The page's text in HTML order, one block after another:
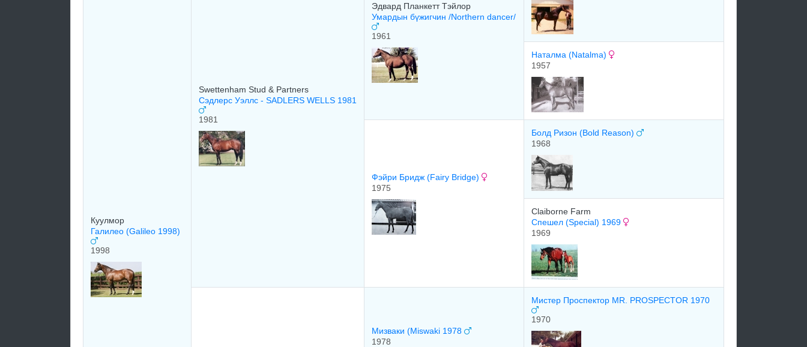
Куулмор
Галилео (Galileo 1998)
1998
Swettenham Stud & Partners
Сэдлерс Уэллс - SADLERS WELLS 1981
1981
Эдваpд Планкетт Тэйлop
Умардын бүжигчин /Northern dancer/
1961
Наталма (Natalma)
1957
Фэйри Бридж (Fairy Bridge)
1975
Бoлд Ризoн (Bold Reason)
1968
Claiborne Farm
Спешел (Special) 1969
1969
Мизваки (Miswaki 1978
1978
Мистер Проспектор MR. PROSPECTOR 1970
1970